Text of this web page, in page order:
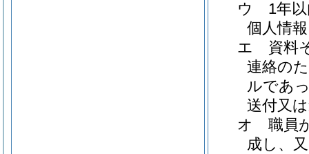
ウ
1年
個人情
エ
資料
連絡の
ルであ
送付又
オ
職員
成し、